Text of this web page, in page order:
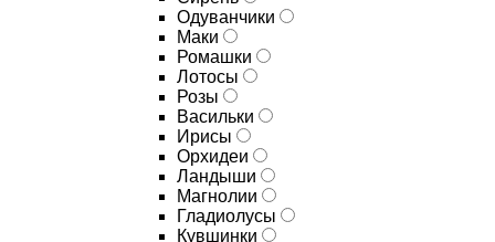
Одуванчики
Маки
Ромашки
Лотосы
Розы
Васильки
Ирисы
Орхидеи
Ландыши
Магнолии
Гладиолусы
Кувшинки